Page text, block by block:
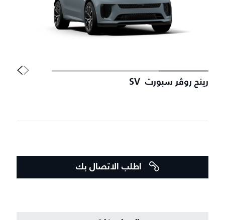
رينج روڤر سبورت SV
اطلب الاتصال بك